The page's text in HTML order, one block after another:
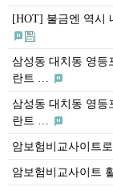
[HOT] 불금엔 역시
삼성동 대치동 영등
란트 …
삼성동 대치동 영등
란트 …
암보험비교사이트
암보험비교사이트